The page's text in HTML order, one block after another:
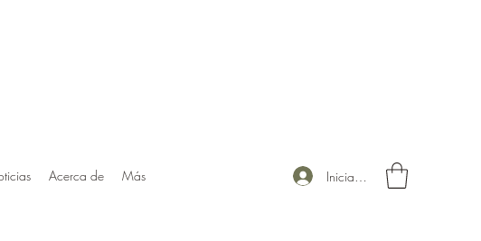
Acerca de Más Iniciar sesión